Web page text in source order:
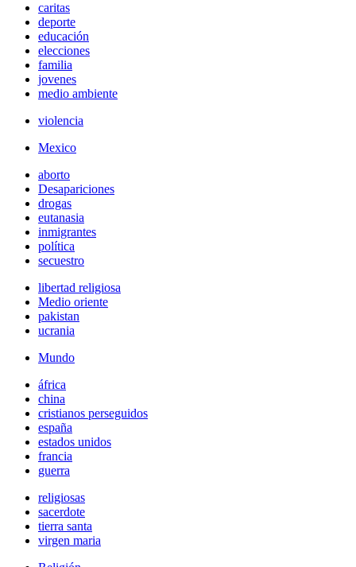
caritas
deporte
educación
elecciones
familia
jovenes
medio ambiente
violencia
Mexico
aborto
Desapariciones
drogas
eutanasia
inmigrantes
política
secuestro
libertad religiosa
Medio oriente
pakistan
ucrania
Mundo
áfrica
china
cristianos perseguidos
españa
estados unidos
francia
guerra
religiosas
sacerdote
tierra santa
virgen maria